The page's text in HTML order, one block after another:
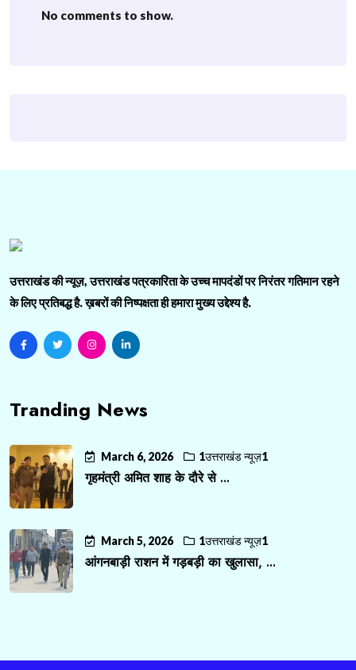
No comments to show.
उत्तराखंड की न्यूज़, उत्तराखंड पत्रकारिता के उच्च मापदंडों पर निरंतर गतिमान रहने
के लिए प्रतिबद्ध है. ख़बरों की निष्पक्षता ही हमारा मुख्य उद्देश्य है.
Tranding News
March 6, 2026 1उत्तराखंड न्यूज़1
गृहमंत्री अमित शाह के दौरे से ...
March 5, 2026 1उत्तराखंड न्यूज़1
आंगनबाड़ी राशन में गड़बड़ी का खुलासा, ...